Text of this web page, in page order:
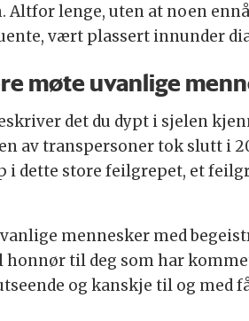
Altfor lenge, uten at noen
vært plassert innunder
møte uvanlige
det du dypt i sjelen
av transpersoner tok slutt i
i dette store feilgrepet, et
mennesker med
til deg som har
og kanskje til og